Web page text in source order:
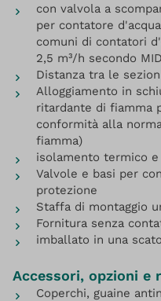
con valvola a
per contatore
comuni di contatori
2,5 m³/h secondo MID
Distanza tra le
Alloggiamento in
ritardante di fiamma
conformità alla
fiamma)
isolamento termico e
Valvole e basi per
protezione
Staffa di montaggio
Fornitura senza
imballato in una
Accessori, opzioni e
Coperchi, guaine